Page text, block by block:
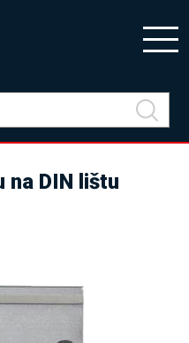
na DIN lištu